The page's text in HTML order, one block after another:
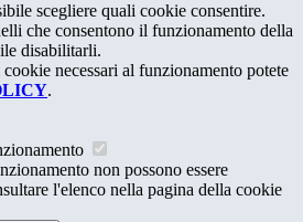
scegliere quali cookie consentire.
che consentono il funzionamento della
disabilitarli.
necessari al funzionamento potete
.
non possono essere
l'elenco nella pagina della cookie